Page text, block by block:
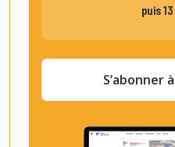
puis
S’abonner